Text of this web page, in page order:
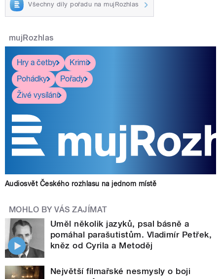
Všechny díly pořadu na mujRozhlas
mujRozhlas
Hry a četby
Krimi
Pohádky
Pořady
Živé vysílání
Audiosvět Českého rozhlasu na jednom místě
MOHLO BY VÁS ZAJÍMAT
Uměl několik jazyků, psal básně a
pomáhal parašutistům. Vladimír Petřek,
kněz od Cyrila a Metoděj
Největší filmařské nesmysly o boji